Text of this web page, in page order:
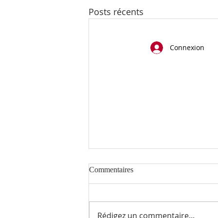
Connexion
Posts récents
Commentaires
Rédigez un commentaire...